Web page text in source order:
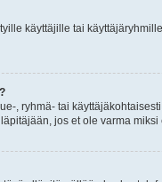
käyttäjille tai
, ryhmä- tai
jos et ole varma